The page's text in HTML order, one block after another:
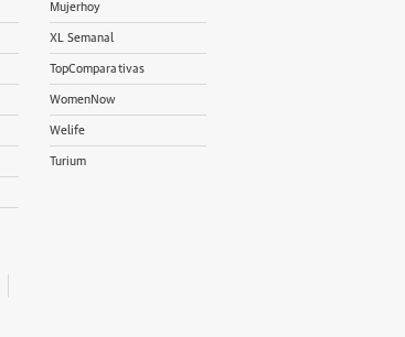
Mujerhoy
XL Semanal
TopComparativas
WomenNow
Welife
Turium